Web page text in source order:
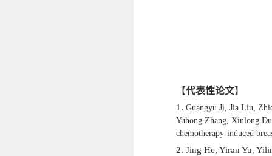
【代表性论文】
1. Guangyu Ji, Jia Liu,
Yuhong Zhang, Xinlong
chemotherapy-induced
2. Jing He, Yiran Yu,